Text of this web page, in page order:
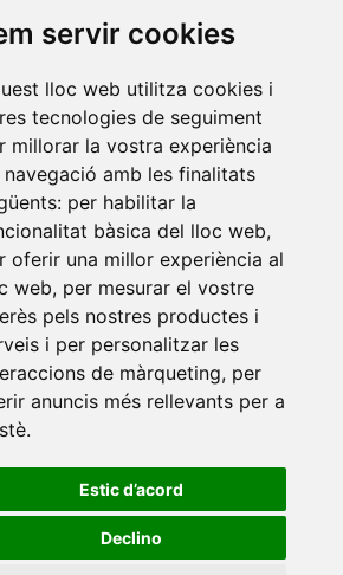
servir cookies
lloc web utilitza cookies i
tecnologies de seguiment
millorar la vostra experiència
navegació amb les finalitats
per habilitar la
bàsica del lloc web,
oferir una millor experiència al
web, per mesurar el vostre
pels nostres productes i
i per personalitzar les
de màrqueting, per
anuncis més rellevants per a
.
Estic d’acord
Declino
CEU•Universitat d'Alacant
•Universitat Autònoma de
de Barcelona•Universitat
• Universitat de Girona
les Illes Balears•Universitat
• Universitat Jaume I
•Universitat Miguel Hernández
Oberta de Catalunya
Politècnica de València
Fabra•Universitat Ramon Llull
i Virgili
Universitat de Sàsser